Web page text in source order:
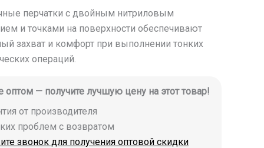
перчатки с двойным нитриловым
и точками на поверхности обеспечивают
захват и комфорт при выполнении тонких
операций.
оптом — получите лучшую цену на этот товар!
от производителя
проблем с возвратом
звонок для получения оптовой скидки